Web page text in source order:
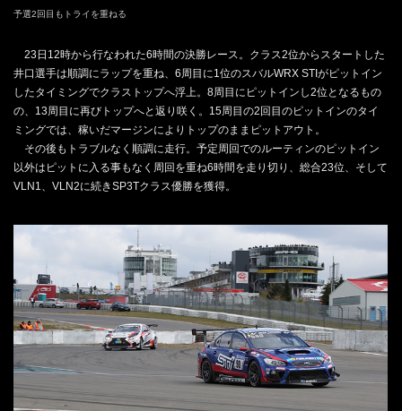
予選2回目もトライを重ねる
23日12時から行なわれた6時間の決勝レース。クラス2位からスタートした
井口選手は順調にラップを重ね、6周目に1位のスバルWRX STIがピットイン
したタイミングでクラストップへ浮上。8周目にピットインし2位となるもの
の、13周目に再びトップへと返り咲く。15周目の2回目のピットインのタイ
ミングでは、稼いだマージンによりトップのままピットアウト。
その後もトラブルなく順調に走行。予定周回でのルーティンのピットイン
以外はピットに入る事もなく周回を重ね6時間を走り切り、総合23位、そして
VLN1、VLN2に続きSP3Tクラス優勝を獲得。